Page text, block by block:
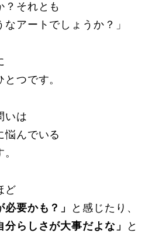
？それとも
アートでしょうか？」
つです。
いは
悩んでいる
ど
必要かも？」
と感じたり、
分らしさが大事だよな」
と